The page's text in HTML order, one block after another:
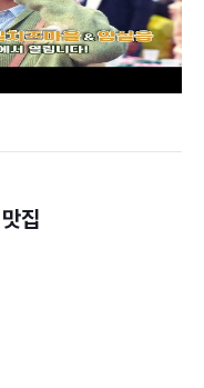
맛집